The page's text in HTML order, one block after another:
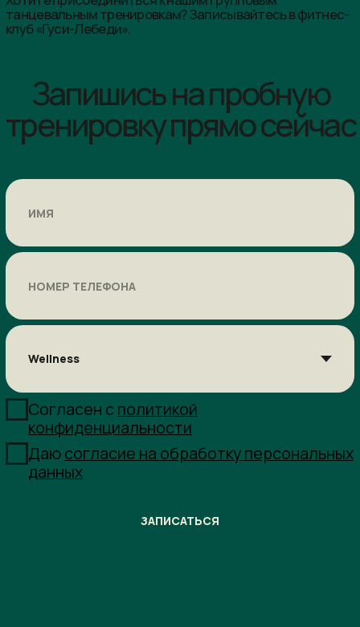
Срок действия карты:6 месяцев
Доступ:бассейн, тренажерный зал, групповые
Одна индивидуальная консультация тренера
тренажерного зала (45 мин)
водного комплекса (45 мин)